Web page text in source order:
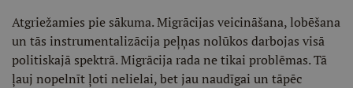
Atgriežamies pie sākuma. Migrācijas veicināšana, lobēšana
un tās instrumentalizācija peļņas nolūkos darbojas visā
politiskajā spektrā. Migrācija rada ne tikai problēmas. Tā
ļauj nopelnīt ļoti nelielai, bet jau naudīgai un tāpēc